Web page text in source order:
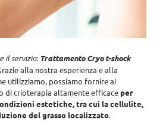
il servizio: Trattamento Cryo t-shock
alla nostra esperienza e alla
utilizziamo, possiamo fornire ai
di crioterapia altamente efficace per
estetiche, tra cui la cellulite,
del grasso localizzato.